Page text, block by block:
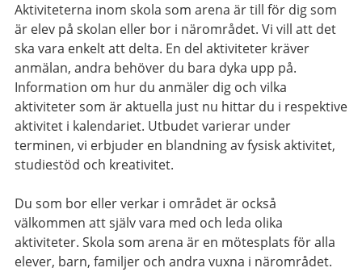
Aktiviteterna inom skola som arena är till för dig som
är elev på skolan eller bor i närområdet. Vi vill att det
ska vara enkelt att delta. En del aktiviteter kräver
anmälan, andra behöver du bara dyka upp på.
Information om hur du anmäler dig och vilka
aktiviteter som är aktuella just nu hittar du i respektive
aktivitet i kalendariet. Utbudet varierar under
terminen, vi erbjuder en blandning av fysisk aktivitet,
studiestöd och kreativitet.
Du som bor eller verkar i området är också
välkommen att själv vara med och leda olika
aktiviteter. Skola som arena är en mötesplats för alla
elever, barn, familjer och andra vuxna i närområdet.